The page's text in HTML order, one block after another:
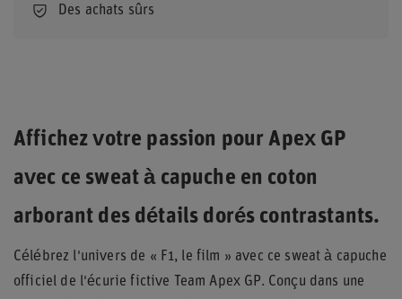
Des achats sûrs
Affichez votre passion pour Apex GP
avec ce sweat à capuche en coton
arborant des détails dorés contrastants.
Célébrez l'univers de « F1, le film » avec ce sweat à capuche
officiel de l'écurie fictive Team Apex GP. Conçu dans une